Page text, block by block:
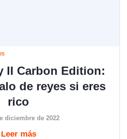
II Carbon Edition:
de reyes si eres
rico
diciembre de 2022
Leer más